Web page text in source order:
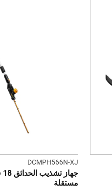
DCMPH566N-XJ
مستقلة